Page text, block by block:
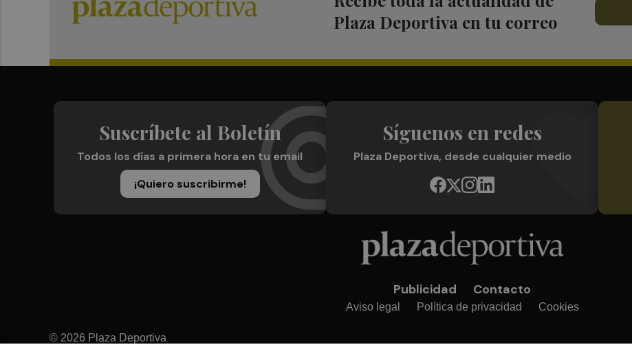
Plaza Deportiva en tu correo
Suscríbete al Boletín
Todos los días a primera hora en tu email
¡Quiero suscribirme!
Síguenos en redes
Plaza Deportiva, desde cualquier medio
Publicidad Contacto
Aviso legal Política de privacidad Cookies
© 2026 Plaza Deportiva